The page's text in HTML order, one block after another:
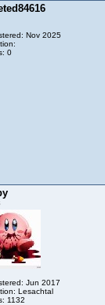
Nov 2025
0
Jun 2017
Lesachtal
1132